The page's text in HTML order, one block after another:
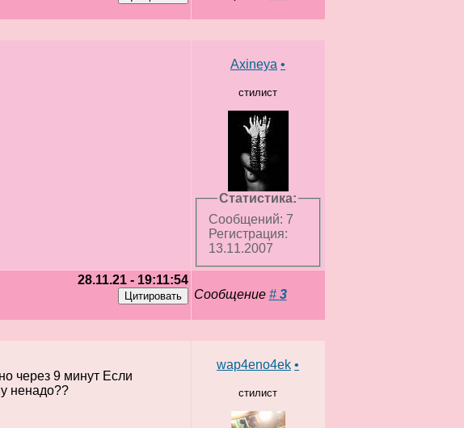
Axineya •
стилист
Статистика:
Сообщений: 7
Регистрация:
13.11.2007
28.11.21 - 19:11:54
Сообщение # 3
через 9 минут Если
ненадо??
wap4eno4ek •
стилист